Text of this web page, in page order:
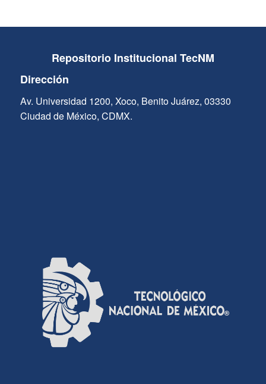
Repositorio Institucional TecNM
Dirección
Av. Universidad 1200, Xoco, Benito Juárez, 03330
Ciudad de México, CDMX.